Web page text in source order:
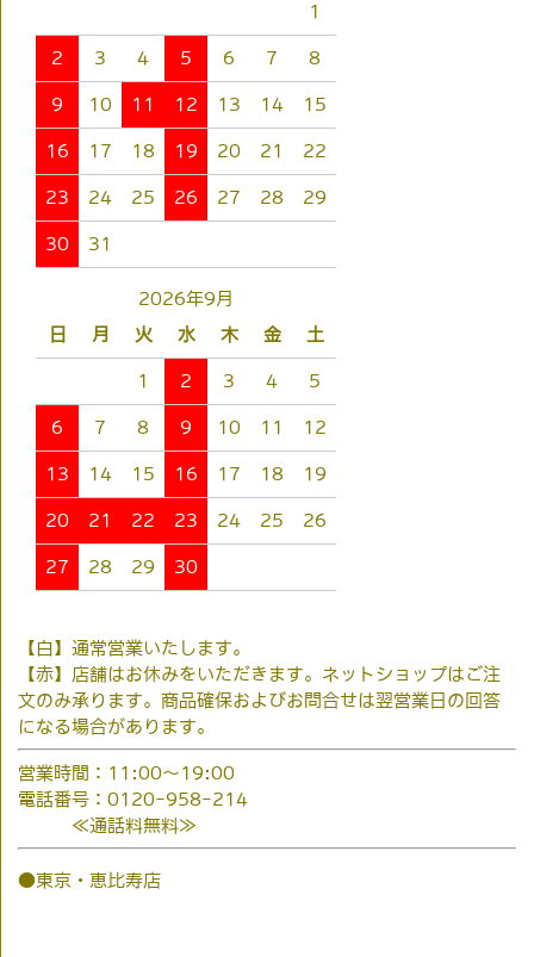
1
2 3 4 5 6 7 8
9 10 11 12 13 14 15
16 17 18 19 20 21 22
23 24 25 26 27 28 29
30 31
2026年9月
日
月 火 水 木 金 土
1 2 3 4 5
6 7 8 9 10 11 12
13 14 15 16 17 18 19
20 21 22 23 24 25 26
27 28 29 30
【白】通常営業いたします。
【赤】店舗はお休みをいただきます。ネットショップはご注
文のみ承ります。商品確保およびお問合せは翌営業日の回答
になる場合があります。
営業時間：11:00～19:00
電話番号：0120-958-214
≪通話料無料≫
●東京・恵比寿店